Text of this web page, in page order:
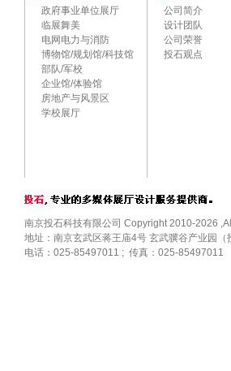
政府事业单位展厅
临展舞美
电网电力与消防
博物馆/规划馆/科技馆
部队/军校
企业馆/体验馆
房地产与风景区
学校展厅
公司简介
设计团队
公司荣誉
投石观点
南京投石科技有限公司 Copyright 2010-2026
地址：南京玄武区蒋王庙4号 玄武骥谷产业园（
电话：025-85497011 ; 传真：025-